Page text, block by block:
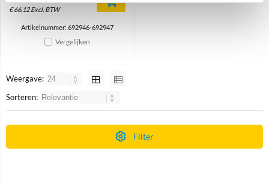
€66,12 Excl. BTW
Artikelnummer: 692946-692947
Vergelijken
Weergave:
Sorteren:
Filter